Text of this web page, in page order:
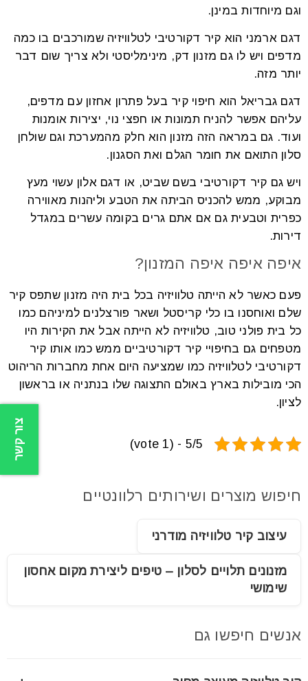
וגם מיוחדות במינן.
דגם ארמני הוא קיר דקורטיבי לטלוויזיה שמורכבים בו כמה
מדפים ויש לו גם מזנון דק, מינימליסטי ולא צריך שום דבר
יותר מזה.
דגם גבריאל הוא חיפוי קיר בעל פתרון אחזון עם מדפים,
עליהם אפשר להניח תמונות או חפצי נוי, יצירות אומנות
ועוד. גם במראה הזה מזנון הוא חלק מהמערכת וגם שולחן
סלון התואם את חומר הגלם ואת הסגנון.
ויש גם קיר דקורטיבי בשם שביט, או דגם אלון עשוי מעץ
מבוקע, ממש להכניס הביתה את הטבע וליהנות מאווירה
כפרית וטבעית גם אם אתם גרים בקומה עשרים במגדל
דירות.
איפה איפה איפה המזנון?
פעם כאשר לא הייתה טלוויזיה בכל בית היה מזנון שתפס קיר
שלם ואוחסנו בו כלי קריסטל ושאר פורצלנים למיניהם כמו
כל בית פולני טוב, טלוויזיה לא הייתה אבל את הקירות היו
מטפחים גם בחיפויי קיר דקורטיביים ממש כמו אותו קיר
דקורטיבי לטלוויזיה כמו שמציעה היום אחת מחברות הריהוט
הכי מובילות בארץ באולם התצוגה שלו בנתניה או בראשון
לציון.
5/5 - (1 vote)
חיפוש מוצרים ושירותים רלוונטיים
עיצוב קיר טלוויזיה מודרני
מזנונים תלויים לסלון – טיפים ליצירת מקום אחסון
שימושי
אנשים חיפשו גם
צור קשר